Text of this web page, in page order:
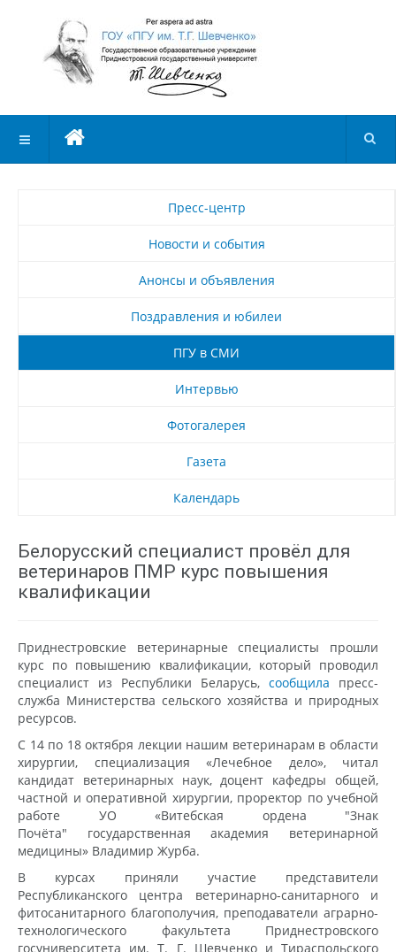
Пресс-центр
Новости и события
Анонсы и объявления
Поздравления и юбилеи
ПГУ в СМИ
Интервью
Фотогалерея
Газета
Календарь
Белорусский специалист провёл для
ветеринаров ПМР курс повышения
квалификации
Приднестровские ветеринарные специалисты прошли
курс по повышению квалификации, который проводил
специалист из Республики Беларусь, сообщила пресс-
служба Министерства сельского хозяйства и природных
ресурсов.
С 14 по 18 октября лекции нашим ветеринарам в области
хирургии, специализация «Лечебное дело», читал
кандидат ветеринарных наук, доцент кафедры общей,
частной и оперативной хирургии, проректор по учебной
работе УО «Витебская ордена "Знак
Почёта" государственная академия ветеринарной
медицины» Владимир Журба.
В курсах приняли участие представители
Республиканского центра ветеринарно-санитарного и
фитосанитарного благополучия, преподаватели аграрно-
технологического факультета Приднестровского
госуниверситета им. Т. Г. Шевченко и Тираспольского